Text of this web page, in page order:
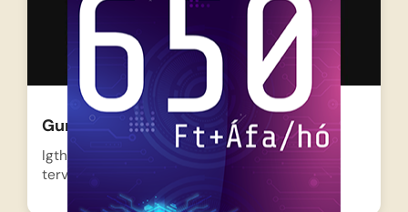
Gumimacik 12 – Az algumimaci
Igthorn herceg ezúttal különösen alattomos
tervet eszel ki: felbéreli Davinit,…